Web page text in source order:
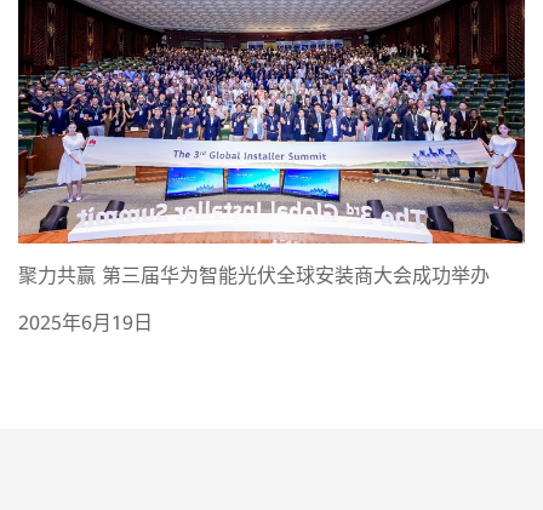
聚力共赢 第三届华为智能光伏全球安装商大会成功举办
2025年6月19日